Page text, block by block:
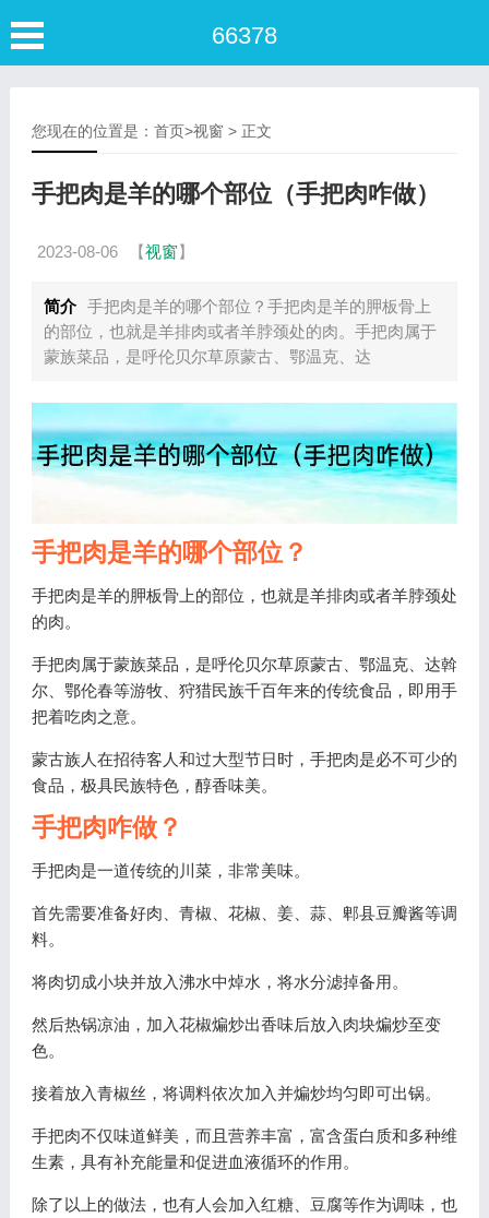
66378
您现在的位置是： 首页>视窗 > 正文
手把肉是羊的哪个部位（手把肉咋做）
2023-08-06 【视窗】
简介 手把肉是羊的哪个部位？手把肉是羊的胛板骨上
的部位，也就是羊排肉或者羊脖颈处的肉。手把肉属于
蒙族菜品，是呼伦贝尔草原蒙古、鄂温克、达
手把肉是羊的哪个部位？
手把肉是羊的胛板骨上的部位，也就是羊排肉或者羊脖颈处
的肉。
手把肉属于蒙族菜品，是呼伦贝尔草原蒙古、鄂温克、达斡
尔、鄂伦春等游牧、狩猎民族千百年来的传统食品，即用手
把着吃肉之意。
蒙古族人在招待客人和过大型节日时，手把肉是必不可少的
食品，极具民族特色，醇香味美。
手把肉咋做？
手把肉是一道传统的川菜，非常美味。
首先需要准备好肉、青椒、花椒、姜、蒜、郫县豆瓣酱等调
料。
将肉切成小块并放入沸水中焯水，将水分滤掉备用。
然后热锅凉油，加入花椒煸炒出香味后放入肉块煸炒至变
色。
接着放入青椒丝，将调料依次加入并煸炒均匀即可出锅。
手把肉不仅味道鲜美，而且营养丰富，富含蛋白质和多种维
生素，具有补充能量和促进血液循环的作用。
除了以上的做法，也有人会加入红糖、豆腐等作为调味，也